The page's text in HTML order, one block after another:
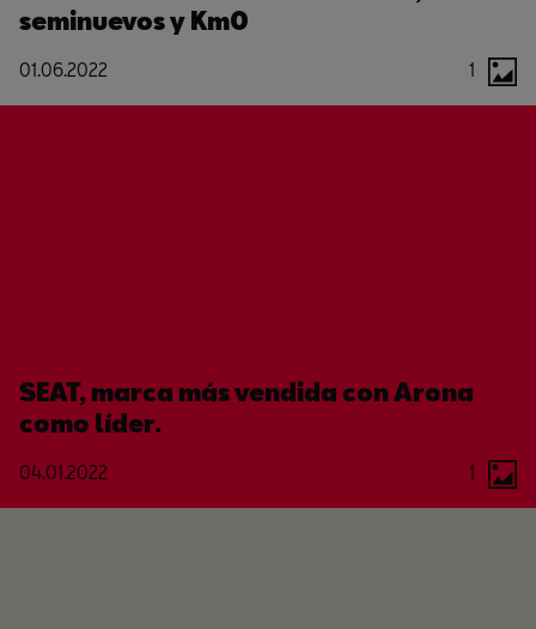
seminuevos y Km0
01.06.2022 1
SEAT, marca más vendida con Arona
como líder.
04.01.2022 1